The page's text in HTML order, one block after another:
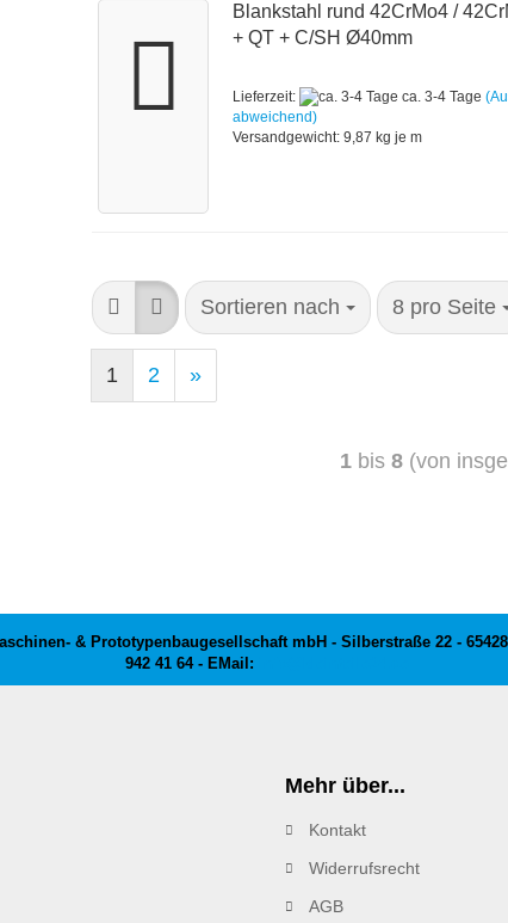
Blankstahl rund 42CrMo4 /
+ QT + C/SH Ø40mm
Lieferzeit: ca. 3-4 Tage
abweichend)
Versandgewicht:9,87 kg je m
Sortieren nach 8 pro Seite
1 2 »
1 bis8 (von
& Prototypenbaugesellschaft mbH - Silberstraße 22 -
942 41 64 - EMail:
Mehr über...
Kontakt
Widerrufsrecht
AGB